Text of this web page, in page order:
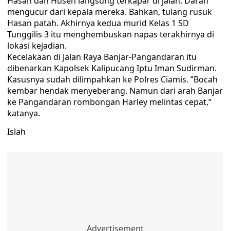
mengucur dari kepala mereka. Bahkan, tulang rusuk
Hasan patah. Akhirnya kedua murid Kelas 1 SD
Tunggilis 3 itu menghembuskan napas terakhirnya di
lokasi kejadian.
Kecelakaan di Jalan Raya Banjar-Pangandaran itu
dibenarkan Kapolsek Kalipucang Iptu Iman Sudirman.
Kasusnya sudah dilimpahkan ke Polres Ciamis. ”Bocah
kembar hendak menyeberang. Namun dari arah Banjar
ke Pangandaran rombongan Harley melintas cepat,”
katanya.
Islah